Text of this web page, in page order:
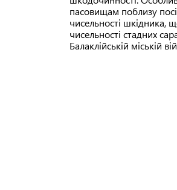
пасовищам поблизу
чисельності шкідника,
чисельності стадних
Балаклійській міській